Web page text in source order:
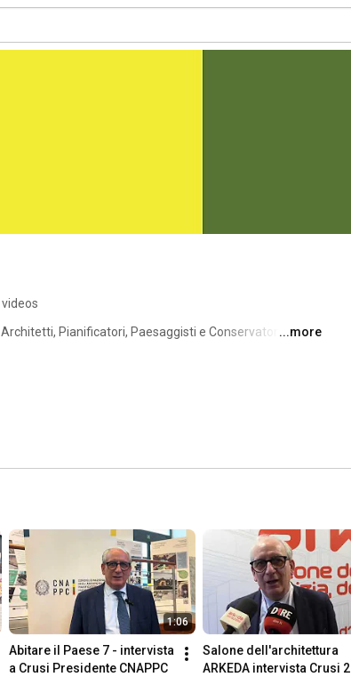
Architetti, Pianificatori, Paesaggisti e Conservatori ...more
1:06
Abitare il Paese 7 - intervista
a Crusi Presidente CNAPPC
Salone dell'architettura
ARKEDA intervista Crusi 2